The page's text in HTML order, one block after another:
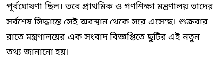
পূর্বঘোষণা ছিল। তবে প্রাথমিক ও গণশিক্ষা মন্ত্রণালয় তাদের
সর্বশেষ সিদ্ধান্তে সেই অবস্থান থেকে সরে এসেছে। শুক্রবার
রাতে মন্ত্রণালয়ের এক সংবাদ বিজ্ঞপ্তিতে ছুটির এই নতুন
তথ্য জানানো হয়।